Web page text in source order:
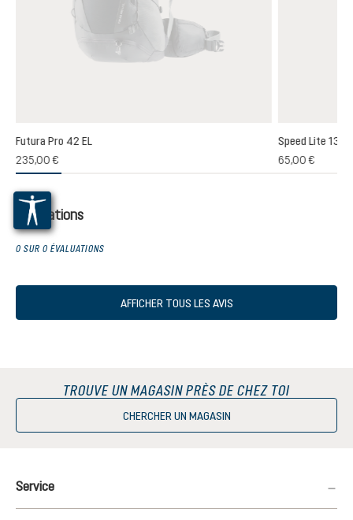
de 5 sur 5 étoiles
Futura Pro 42 EL
235,00 €
Speed Lite 13
65,00 €
Évaluations
0 SUR 0 ÉVALUATIONS
AFFICHER TOUS LES AVIS
TROUVE UN MAGASIN PRÈS DE CHEZ TOI
CHERCHER UN MAGASIN
Service